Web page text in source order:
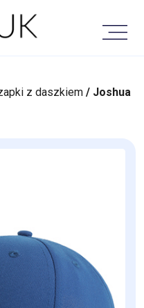
z daszkiem / Joshua